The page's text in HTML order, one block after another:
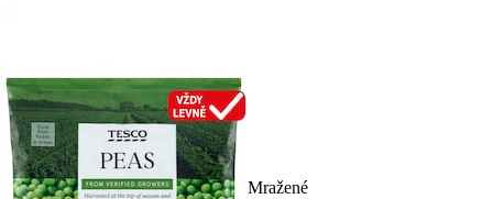
Mražené